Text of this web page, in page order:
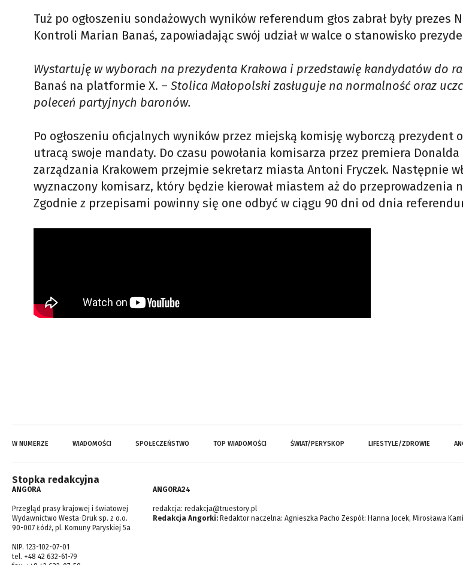
Tuż po ogłoszeniu sondażowych wyników referendum głos zabrał były prezes
Kontroli Marian Banaś, zapowiadając swój udział w walce o stanowisko
Wystartuję w wyborach na prezydenta Krakowa i przedstawię kandydatów do
Banaś na platformie X. – Stolica Małopolski zasługuje na normalność oraz
poleceń partyjnych baronów.
Po ogłoszeniu oficjalnych wyników przez miejską komisję wyborczą prezydent
utracą swoje mandaty. Do czasu powołania komisarza przez premiera Donalda
zarządzania Krakowem przejmie sekretarz miasta Antoni Fryczek. Następnie
wyznaczony komisarz, który będzie kierował miastem aż do przeprowadzenia
Zgodnie z przepisami powinny się one odbyć w ciągu 90 dni od dnia
W NUMERZE WIADOMOŚCI SPOŁECZEŃSTWO TOP WIADOMOŚCI ŚWIAT/PERYSKOP LIFESTYLE/ZDROWIE
Stopka redakcyjna
ANGORA
Przegląd prasy krajowej i światowej
Wydawnictwo Westa-Druk sp. z o.o.
90-007 Łódź, pl. Komuny Paryskiej 5a
NIP. 123-102-07-01
tel. +48 42 632-61-79
ANGORA24
redakcja: redakcja@truestory.pl
Redakcja Angorki: Redaktor naczelna: Agnieszka Pacho Zespół: Hanna Jocek, Mirosława